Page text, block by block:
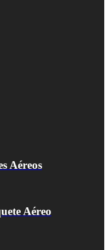
Aéreos
Aéreo